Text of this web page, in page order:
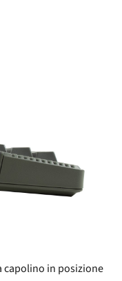
capolino in posizione